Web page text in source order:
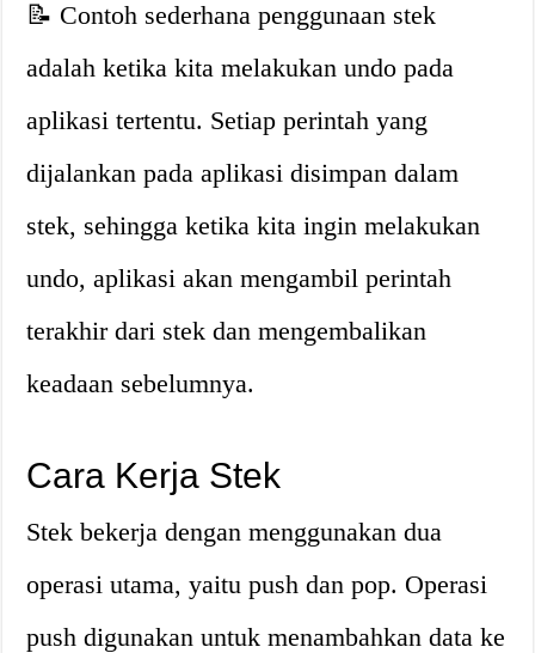
📝 Contoh sederhana penggunaan stek
adalah ketika kita melakukan undo pada
aplikasi tertentu. Setiap perintah yang
dijalankan pada aplikasi disimpan dalam
stek, sehingga ketika kita ingin melakukan
undo, aplikasi akan mengambil perintah
terakhir dari stek dan mengembalikan
keadaan sebelumnya.
Cara Kerja Stek
Stek bekerja dengan menggunakan dua
operasi utama, yaitu push dan pop. Operasi
push digunakan untuk menambahkan data ke